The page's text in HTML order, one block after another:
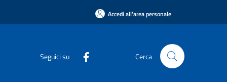
Accedi all'area personale
Seguici su Cerca